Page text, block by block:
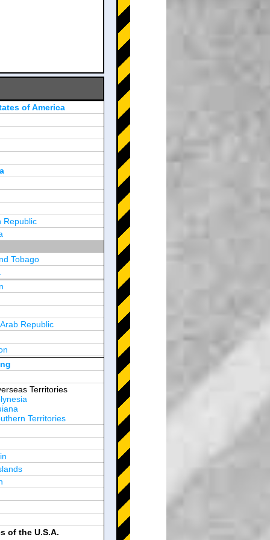
of America
Republic
Tobago
Republic
Arab Emirates
Territories
Territories
of the U.S.A.